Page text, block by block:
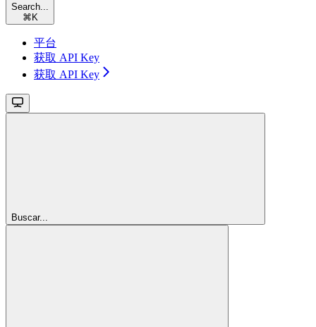
Search...
⌘ K
平台
获取 API Key
获取 API Key
Buscar...